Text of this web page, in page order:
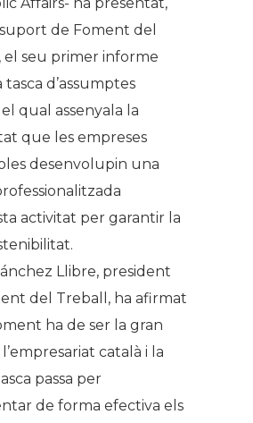
de Foment del
el seu primer informe
tasca d’assumptes
qual assenyala la
que les empreses
desenvolupin una
activitat per garantir la
Llibre, president
del Treball, ha afirmat
ha de ser la gran
català i la
passa per
de forma efectiva els